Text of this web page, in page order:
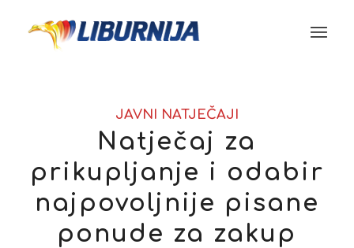
JAVNI NATJEČAJI
Natječaj za
prikupljanje i odabir
najpovoljnije pisane
ponude za zakup